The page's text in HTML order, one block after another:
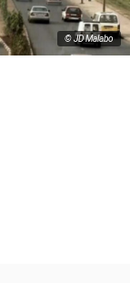
© JD Malabo